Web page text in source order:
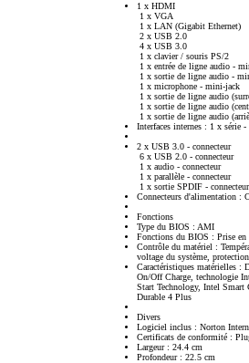
1 x HDMI
1 x VGA
1 x LAN (Gigabit Ethernet)
2 x USB 2.0
4 x USB 3.0
1 x clavier / souris PS/2
1 x entrée de ligne audio -
1 x sortie de ligne audio -
1 x microphone - mini-jack
1 x sortie de ligne audio
1 x sortie de ligne audio
1 x sortie de ligne audio
Interfaces internes : 1 x série -
2 x USB 3.0 - connecteur
6 x USB 2.0 - connecteur
1 x audio - connecteur
1 x parallèle - connecteur
1 x sortie SPDIF - connecteur
Connecteurs d'alimentation :
Fonctions
Type du BIOS : AMI
Fonctions du BIOS : Prise
Contrôle du matériel :
voltage du système,
Caractéristiques matérielles
On/Off Charge, technologie
Start Technology, Intel
Durable 4 Plus
Divers
Logiciel inclus : Norton
Certificats de conformité :
Largeur : 24.4 cm
Profondeur : 22.5 cm